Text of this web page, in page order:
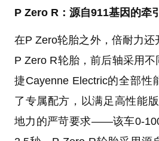
P Zero R：源自911基因的牵
在P Zero轮胎之外，倍耐力
P Zero R轮胎，前后轴采用
捷Cayenne Electric的全部性
了专属配方，以满足高性能
地力的严苛要求——该车0-